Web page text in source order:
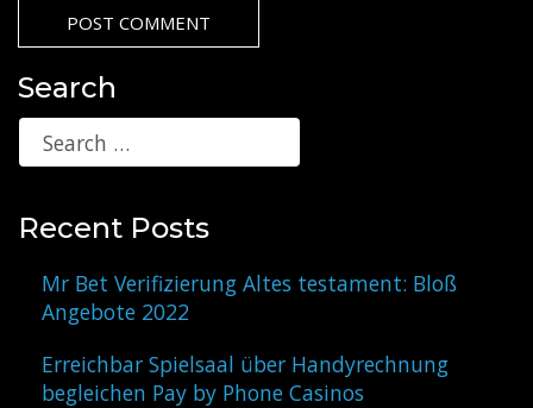
Search
Recent Posts
Mr Bet Verifizierung Altes testament: Bloß
Angebote 2022
Erreichbar Spielsaal über Handyrechnung
begleichen Pay by Phone Casinos